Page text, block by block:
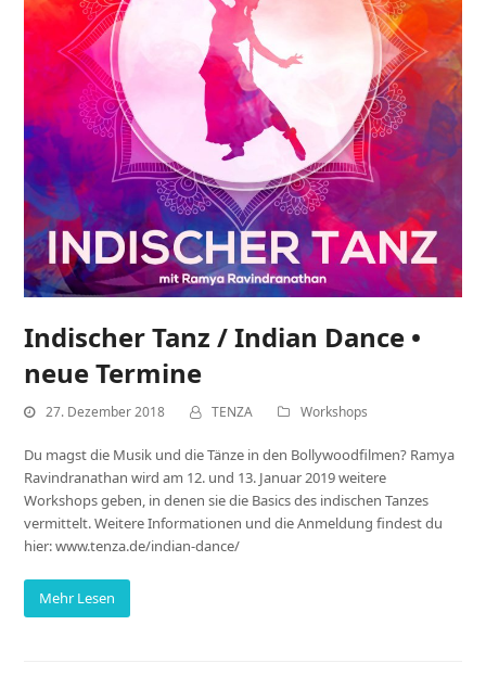
Indischer Tanz / Indian Dance •
neue Termine
27. Dezember 2018 TENZA Workshops
Du magst die Musik und die Tänze in den Bollywoodfilmen? Ramya
Ravindranathan wird am 12. und 13. Januar 2019 weitere
Workshops geben, in denen sie die Basics des indischen Tanzes
vermittelt. Weitere Informationen und die Anmeldung findest du
hier: www.tenza.de/indian-dance/
Mehr Lesen